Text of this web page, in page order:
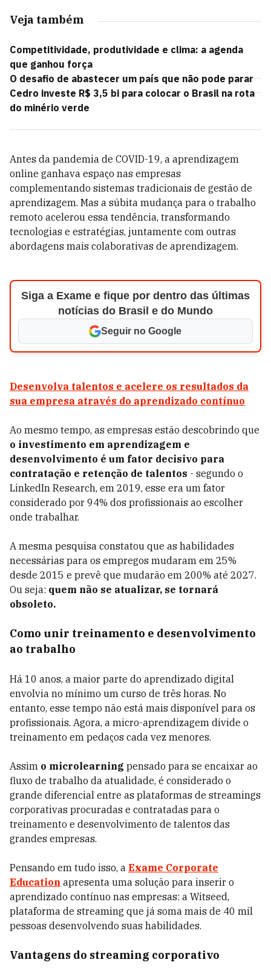
Veja também
Competitividade, produtividade e clima: a agenda
que ganhou força
O desafio de abastecer um país que não pode parar
Cedro investe R$ 3,5 bi para colocar o Brasil na rota
do minério verde
Antes da pandemia de COVID-19, a aprendizagem
online ganhava espaço nas empresas
complementando sistemas tradicionais de gestão de
aprendizagem. Mas a súbita mudança para o trabalho
remoto acelerou essa tendência, transformando
tecnologias e estratégias, juntamente com outras
abordagens mais colaborativas de aprendizagem.
Siga a Exame e fique por dentro das últimas
notícias do Brasil e do Mundo
Seguir no Google
Desenvolva talentos e acelere os resultados da
sua empresa através do aprendizado contínuo
Ao mesmo tempo, as empresas estão descobrindo que
o investimento em aprendizagem e
desenvolvimento é um fator decisivo para
contratação e retenção de talentos - segundo o
LinkedIn Research, em 2019, esse era um fator
considerado por 94% dos profissionais ao escolher
onde trabalhar.
A mesma pesquisa constatou que as habilidades
necessárias para os empregos mudaram em 25%
desde 2015 e prevê que mudarão em 200% até 2027.
Ou seja: quem não se atualizar, se tornará
obsoleto.
Como unir treinamento e desenvolvimento
ao trabalho
Há 10 anos, a maior parte do aprendizado digital
envolvia no mínimo um curso de três horas. No
entanto, esse tempo não está mais disponível para os
profissionais. Agora, a micro-aprendizagem divide o
treinamento em pedaços cada vez menores.
Assim o microlearning pensado para se encaixar ao
fluxo de trabalho da atualidade, é considerado o
grande diferencial entre as plataformas de streamings
corporativas procuradas e contratadas para o
treinamento e desenvolvimento de talentos das
grandes empresas.
Pensando em tudo isso, a Exame Corporate
Education apresenta uma solução para inserir o
aprendizado contínuo nas empresas: a Witseed,
plataforma de streaming que já soma mais de 40 mil
pessoas desenvolvendo suas habilidades.
Vantagens do streaming corporativo